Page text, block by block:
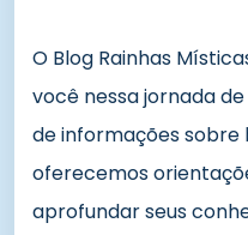
O Blog Rainhas
você nessa jornada
de informações sobre
oferecemos
aprofundar seus